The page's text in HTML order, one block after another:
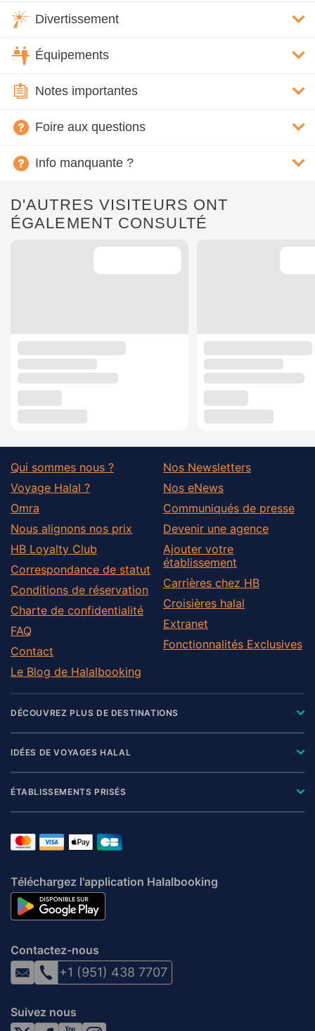
Divertissement
Équipements
Notes importantes
Foire aux questions
Info manquante ?
D'AUTRES VISITEURS ONT
ÉGALEMENT CONSULTÉ
Qui sommes nous ?
Voyage Halal ?
Omra
Nous alignons nos prix
HB Loyalty Club
Correspondance de statut
Conditions de réservation
Charte de confidentialité
FAQ
Contact
Le Blog de Halalbooking
Nos Newsletters
Nos eNews
Communiqués de presse
Devenir une agence
Ajouter votre
établissement
Carrières chez HB
Croisières halal
Extranet
Fonctionnalités Exclusives
DÉCOUVREZ PLUS DE DESTINATIONS
IDÉES DE VOYAGES HALAL
ÉTABLISSEMENTS PRISÉS
Téléchargez l'application Halalbooking
Contactez-nous
+1 (951) 438 7707
Suivez nous